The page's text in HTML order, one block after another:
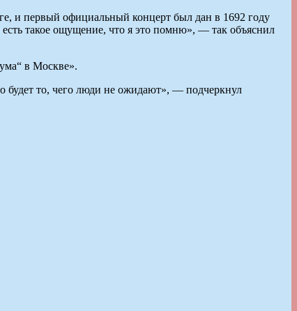
и первый официальный концерт был дан в 1692 году
такое ощущение, что я это помню», — так объяснил
в Москве».
будет то, чего люди не ожидают», — подчеркнул